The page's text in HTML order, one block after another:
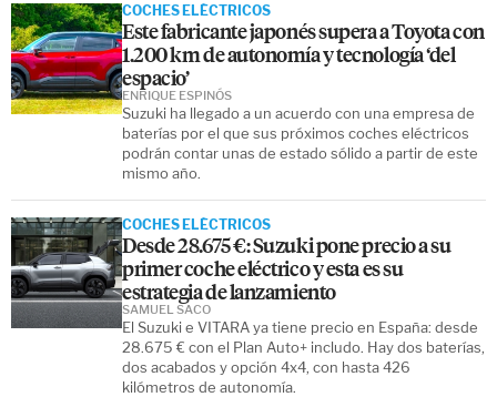
COCHES ELÉCTRICOS
Este fabricante japonés supera a Toyota con
1.200 km de autonomía y tecnología ‘del
espacio’
Suzuki ha llegado a un acuerdo con una empresa de
baterías por el que sus próximos coches eléctricos
podrán contar unas de estado sólido a partir de este
mismo año.
ENRIQUE ESPINÓS
COCHES ELÉCTRICOS
Desde 28.675 €: Suzuki pone precio a su
primer coche eléctrico y esta es su
estrategia de lanzamiento
El Suzuki e VITARA ya tiene precio en España: desde
28.675 € con el Plan Auto+ includo. Hay dos baterías,
dos acabados y opción 4x4, con hasta 426
kilómetros de autonomía.
SAMUEL SACO